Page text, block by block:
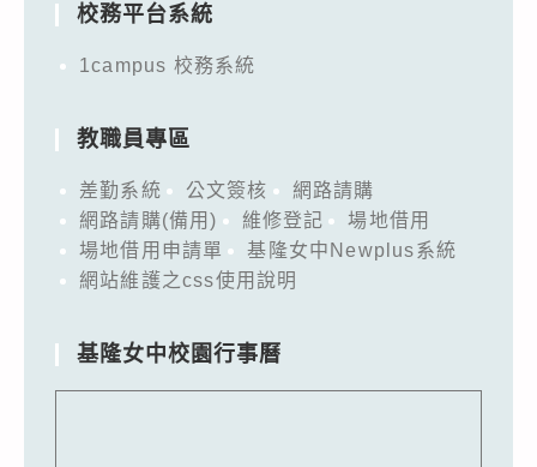
校務平台系統
1campus 校務系統
教職員專區
差勤系統 公文簽核
網路請購
網路請購(備用)
維修登記
場地借用
場地借用申請單
基隆女中Newplus系統
網站維護之css使用說明
基隆女中校園行事曆